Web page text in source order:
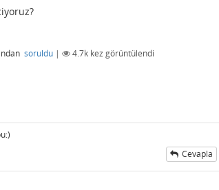
soruldu | 4.7k kez görüntülendi
Cevapla